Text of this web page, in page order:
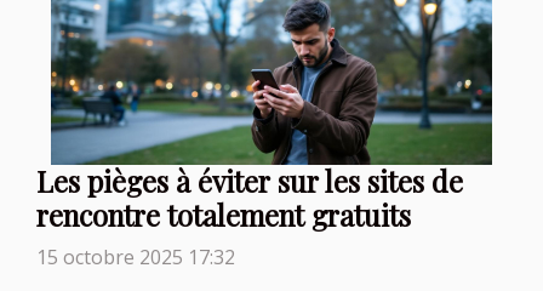
Les pièges à éviter sur les sites de
rencontre totalement gratuits
15 octobre 2025 17:32